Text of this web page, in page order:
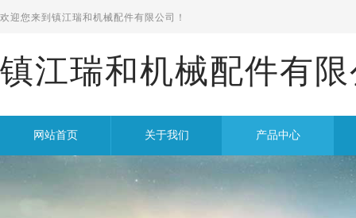
欢迎您来到 镇江瑞和机械配件有限公司！
镇江瑞和机械配件有
网站首页 关于我们 产品中心